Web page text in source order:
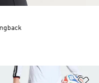
a la lista de deseos